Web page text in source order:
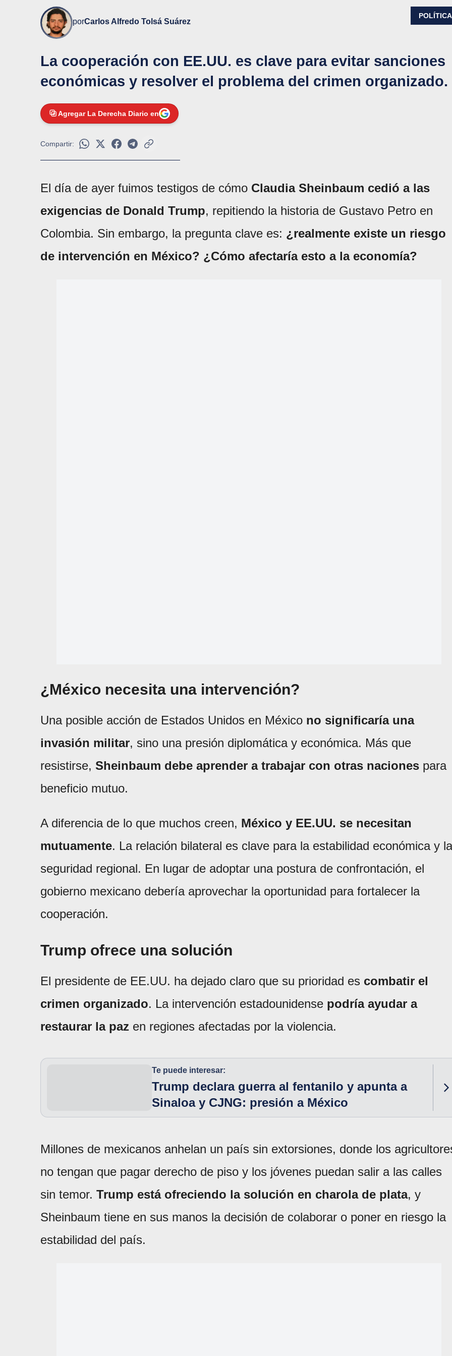
porCarlos Alfredo Tolsá Suárez
POLÍTICA
La cooperación con EE.UU. es clave para evitar sanciones
económicas y resolver el problema del crimen organizado.
Agregar La Derecha Diario en
Compartir:
El día de ayer fuimos testigos de cómo Claudia Sheinbaum cedió a las
exigencias de Donald Trump, repitiendo la historia de Gustavo Petro en
Colombia. Sin embargo, la pregunta clave es: ¿realmente existe un riesgo
de intervención en México? ¿Cómo afectaría esto a la economía?
¿México necesita una intervención?
Una posible acción de Estados Unidos en México no significaría una
invasión militar, sino una presión diplomática y económica. Más que
resistirse, Sheinbaum debe aprender a trabajar con otras naciones para
beneficio mutuo.
A diferencia de lo que muchos creen, México y EE.UU. se necesitan
mutuamente. La relación bilateral es clave para la estabilidad económica y la
seguridad regional. En lugar de adoptar una postura de confrontación, el
gobierno mexicano debería aprovechar la oportunidad para fortalecer la
cooperación.
Trump ofrece una solución
El presidente de EE.UU. ha dejado claro que su prioridad es combatir el
crimen organizado. La intervención estadounidense podría ayudar a
restaurar la paz en regiones afectadas por la violencia.
Te puede interesar:
Trump declara guerra al fentanilo y apunta a
Sinaloa y CJNG: presión a México
Millones de mexicanos anhelan un país sin extorsiones, donde los
no tengan que pagar derecho de piso y los jóvenes puedan salir a las calles
sin temor. Trump está ofreciendo la solución en charola de plata, y
Sheinbaum tiene en sus manos la decisión de colaborar o poner en riesgo la
estabilidad del país.